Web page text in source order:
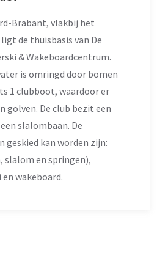
Brabant, vlakbij het
de thuisbasis van De
& Wakeboardcentrum.
is omringd door bomen
1 clubboot, waardoor er
golven. De club bezit een
slalombaan. De
geskied kan worden zijn:
slalom en springen),
wakeboard.